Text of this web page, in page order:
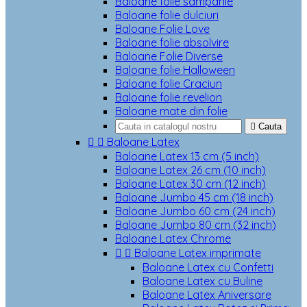
Baloane folie dulciuri
Baloane Folie Love
Baloane folie absolvire
Baloane Folie Diverse
Baloane folie Halloween
Baloane folie Craciun
Baloane folie revelion
Baloane mate din folie
 Cauta
  Baloane Latex
Baloane Latex 13 cm (5 inch)
Baloane Latex 26 cm (10 inch)
Baloane Latex 30 cm (12 inch)
Baloane Jumbo 45 cm (18 inch)
Baloane Jumbo 60 cm (24 inch)
Baloane Jumbo 80 cm (32 inch)
Baloane Latex Chrome
  Baloane Latex imprimate
Baloane Latex cu Confetti
Baloane Latex cu Buline
Baloane Latex Aniversare